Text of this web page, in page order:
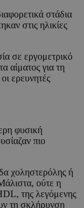
στάδια
στις ηλικίες
σε εργομετρικό
αίματος για τη
ερευνητές
φυσική
πιο
χοληστερόλης ή
ούτε η
της λεγόμενης
τη σκλήρυνση